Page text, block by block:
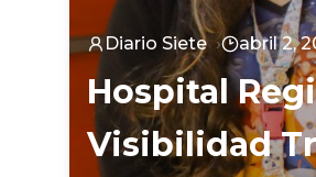
Diario Siete abril 2,
Hospital
Visibilidad